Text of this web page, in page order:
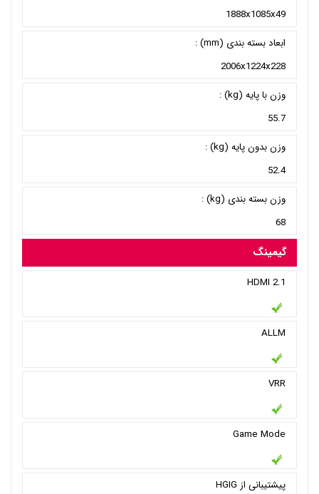
1888x1085x49
ابعاد بسته بندی (mm) :
2006x1224x228
وزن با پایه (kg) :
55.7
وزن بدون پایه (kg) :
52.4
وزن بسته بندی (kg) :
68
گیمینگ
HDMI 2.1
ALLM
VRR
Game Mode
پیشتیبانی از HGIG